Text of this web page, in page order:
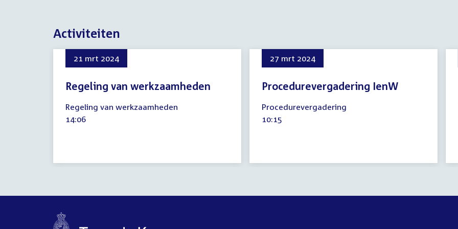
Activiteiten
21 mrt 2024
Regeling van werkzaamheden
maart
2024
Regeling van werkzaamheden
Tijd
14:06
27 mrt 2024
Procedurevergadering IenW
maart
2024
Procedurevergadering
Tijd
10:15